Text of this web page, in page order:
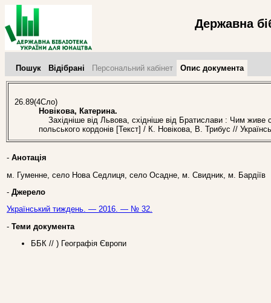
Державна
Пошук Відібрані Персональний кабінет Опис документа
26.89(4Сло)
Новікова, Катерина.
Західніше від Львова, східніше від Братислави : Чим живе
польського кордонів [Текст] / К. Новікова, В. Трибус //
- Анотація
м. Гуменне, село Нова Седлиця, село Осадне, м. Свидник, м. Бардіїв
- Джерело
Український тиждень. — 2016. — № 32.
- Теми документа
ББК // ) Географія Європи